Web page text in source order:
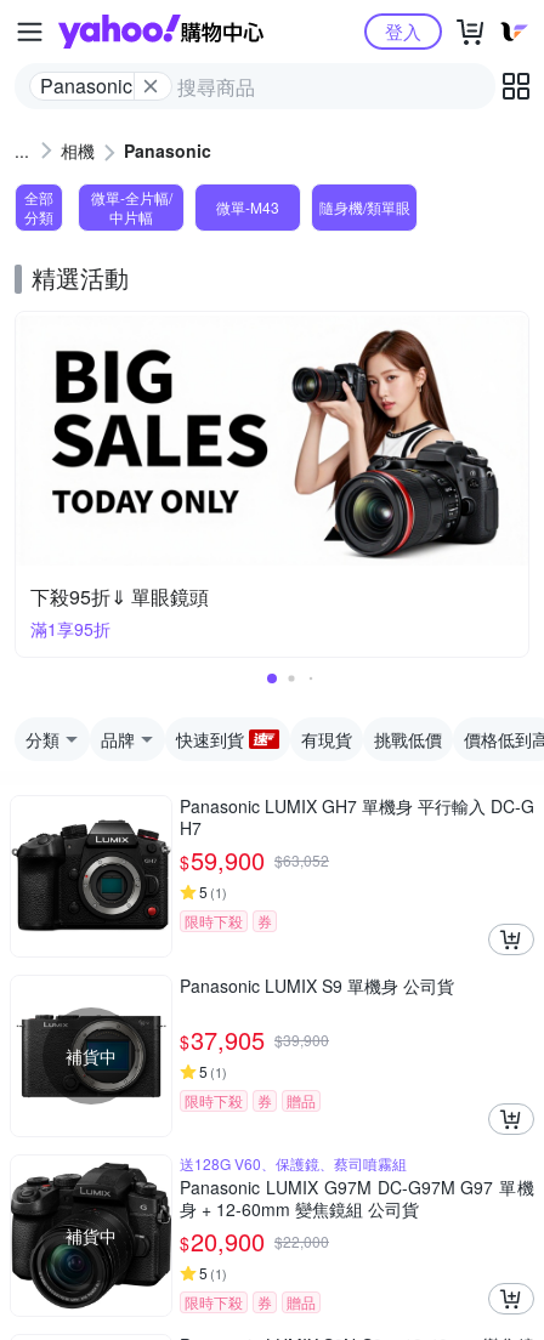
Yahoo購物中心
Panasonic
登入
相機 Panasonic
全部
分類
微單-全片幅/
中片幅
微單-M43 隨身機/類單眼
精選活動
下殺95折⇓ 單眼鏡頭
滿1享95折
分類 品牌 快速到貨 有現貨 挑戰低價 價格低到
Panasonic LUMIX GH7 單機身 平行輸入 DC-G
H7
$59,900 $63,052
5 (1)
限時下殺 券
補貨中
Panasonic LUMIX S9 單機身 公司貨
$37,905 $39,900
5 (1)
限時下殺 券 贈品
補貨中
送128G V60、保護鏡、蔡司噴霧組
Panasonic LUMIX G97M DC-G97M G97 單機
身 + 12-60mm 變焦鏡組 公司貨
$20,900 $22,000
5 (1)
限時下殺 券 贈品